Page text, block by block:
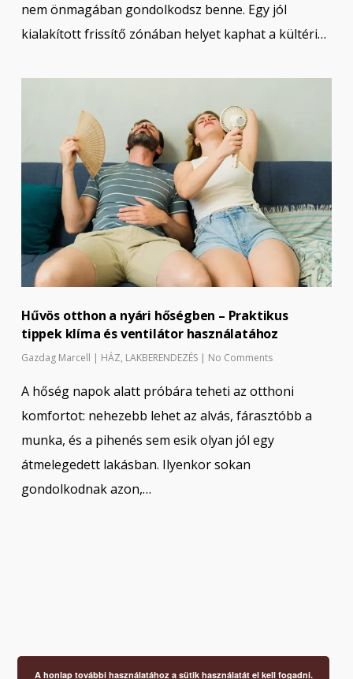
nem önmagában gondolkodsz benne. Egy jól
kialakított frissítő zónában helyet kaphat a kültéri…
Hűvös otthon a nyári hőségben – Praktikus
tippek klíma és ventilátor használatához
Gazdag Marcell | HÁZ, LAKBERENDEZÉS | No Comments
A hőség napok alatt próbára teheti az otthoni
komfortot: nehezebb lehet az alvás, fárasztóbb a
munka, és a pihenés sem esik olyan jól egy
átmelegedett lakásban. Ilyenkor sokan
gondolkodnak azon,…
A honlap további használatához a sütik használatát el kell fogadni.